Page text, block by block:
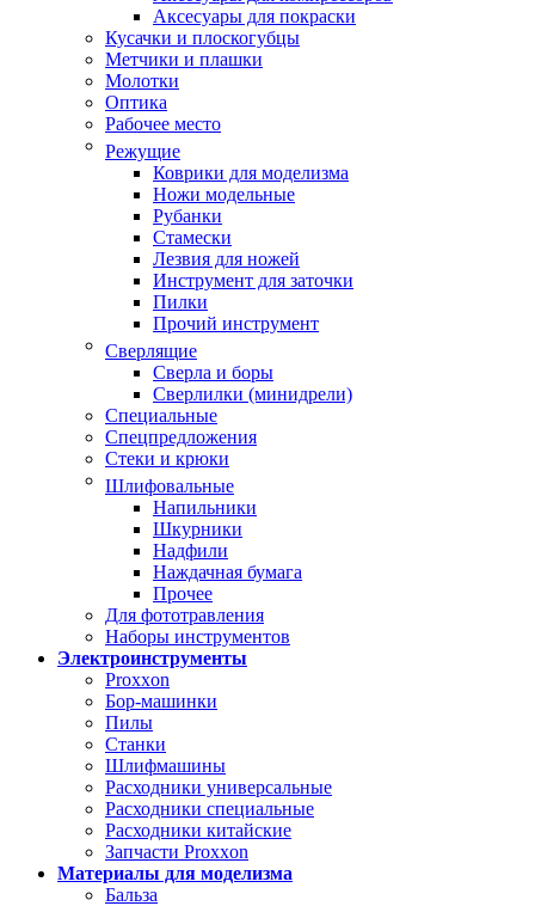
Аксесуары для покраски
Кусачки и плоскогубцы
Метчики и плашки
Молотки
Оптика
Рабочее место
Режущие
Коврики для моделизма
Ножи модельные
Рубанки
Стамески
Лезвия для ножей
Инструмент для заточки
Пилки
Прочий инструмент
Сверлящие
Сверла и боры
Сверлилки (минидрели)
Специальные
Спецпредложения
Стеки и крюки
Шлифовальные
Напильники
Шкурники
Надфили
Наждачная бумага
Прочее
Для фототравления
Наборы инструментов
Электроинструменты
Proxxon
Бор-машинки
Пилы
Станки
Шлифмашины
Расходники универсальные
Расходники специальные
Расходники китайские
Запчасти Proxxon
Материалы для моделизма
Бальза